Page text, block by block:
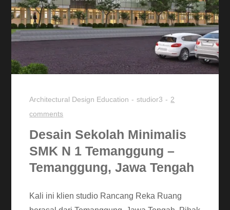
Architectural Design Education studior3
2
comments
Desain Sekolah Minimalis
SMK N 1 Temanggung –
Temanggung, Jawa Tengah
Kali ini klien studio Rancang Reka Ruang